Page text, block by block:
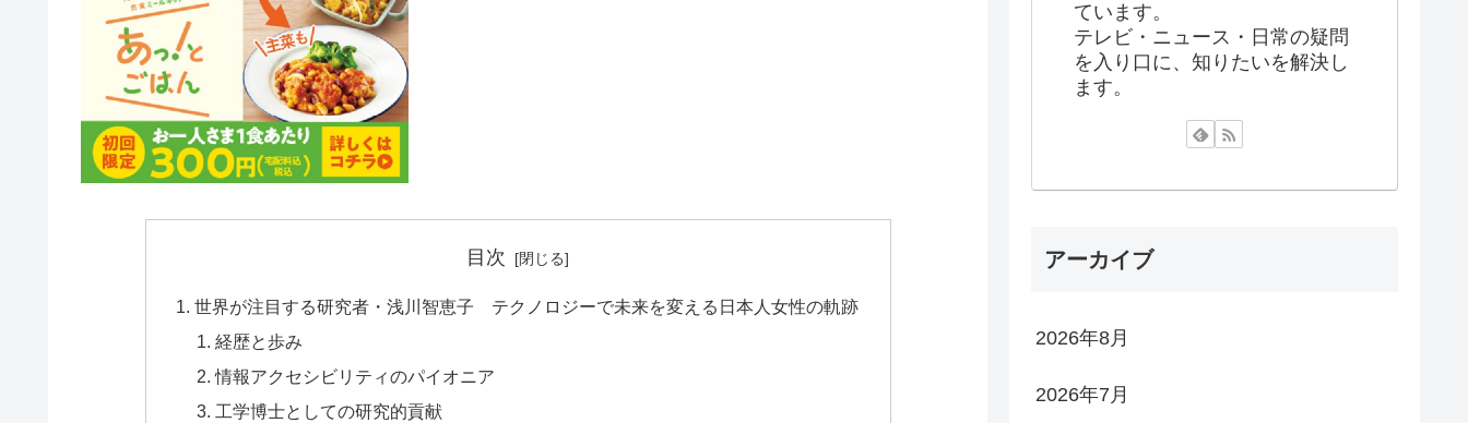
目次
世界が注目する研究者・浅川智恵子 テクノロジーで未来を変える日本人女性の軌跡
経歴と歩み
情報アクセシビリティのパイオニア
工学博士としての研究的貢献
ています。
テレビ・ニュース・日常の疑問
を入り口に、知りたいを解決し
ます。
アーカイブ
2026年8月
2026年7月